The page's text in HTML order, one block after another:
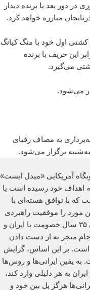
دور بعد با برنده دیدار
مبارزه خواهد کرد.
در وزن ۱۳۰ کیلوگرم در کشتی اول خود با منگ کیانگ
این حریف با برنده
می‌گیرد.
۱۰۵ کیلوگرم وزنه‌برداری به مصاف رقبای
آمریکایی «میدل ایست»
به اهداف خود رسیده است یا
که با توافق هسته‌ای با
مورد را موفقیت راهبردی
انگاشت،سخت است. این توافق موجب پایان ۳۵ سال خصومت با ایران و
منجر به از دست دادن
است. بر این اساس، گرایش
به یقین ایرانی‌ها و روس‌ها
به هر دلیلی وارد کند،
هرگز پل بین خود و